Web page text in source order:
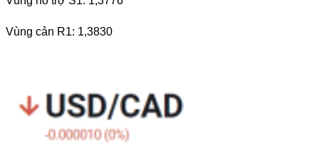
Vùng cản R1: 1,3830